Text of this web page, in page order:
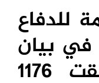
للدفاع
في بیان
صحفي، إنها تلقت 1176